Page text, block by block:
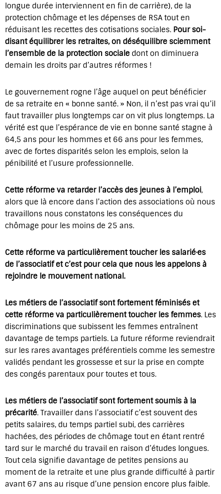
longue durée interviennent en fin de carrière), de la
protection chômage et les dépenses de RSA tout en
réduisant les recettes des cotisations sociales. Pour soi-
disant équilibrer les retraites, on déséquilibre sciemment
l’ensemble de la protection sociale dont on diminuera
demain les droits par d’autres réformes !
Le gouvernement rogne l’âge auquel on peut bénéficier
de sa retraite en « bonne santé. » Non, il n’est pas vrai qu’il
faut travailler plus longtemps car on vit plus longtemps. La
vérité est que l’espérance de vie en bonne santé stagne à
64,5 ans pour les hommes et 66 ans pour les femmes,
avec de fortes disparités selon les emplois, selon la
pénibilité et l’usure professionnelle.
Cette réforme va retarder l’accès des jeunes à l’emploi,
alors que là encore dans l’action des associations où nous
travaillons nous constatons les conséquences du
chômage pour les moins de 25 ans.
Cette réforme va particulièrement toucher les salarié·es
de l’associatif et c’est pour cela que nous les appelons à
rejoindre le mouvement national.
Les métiers de l’associatif sont fortement féminisés et
cette réforme va particulièrement toucher les femmes. Les
discriminations que subissent les femmes entraînent
davantage de temps partiels. La future réforme reviendrait
sur les rares avantages préférentiels comme les semestre
validés pendant les grossesse et sur la prise en compte
des congés parentaux pour toutes et tous.
Les métiers de l’associatif sont fortement soumis à la
précarité. Travailler dans l’associatif c’est souvent des
petits salaires, du temps partiel subi, des carrières
hachées, des périodes de chômage tout en étant rentré
tard sur le marché du travail en raison d’études longues.
Tout cela signifie davantage de petites pensions au
moment de la retraite et une plus grande difficulté à partir
avant 67 ans au risque d’une pension encore plus faible.